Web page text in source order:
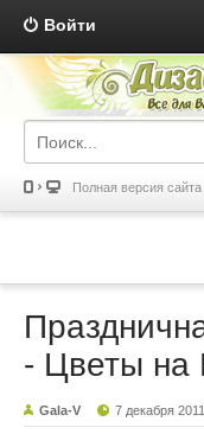
Войти
Полная версия сайта
- Цветы на
Gala-V 7 декабря 2011